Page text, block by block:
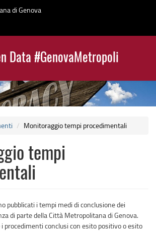
di Genova
Data #GenovaMetropoli
Monitoraggio tempi procedimentali
tempi
pubblicati i tempi medi di conclusione dei
di parte della Città Metropolitana di Genova.
procedimenti conclusi con esito positivo o esito